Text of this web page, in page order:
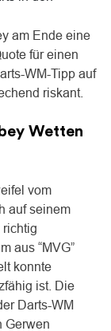
am Ende eine
für einen
WM-Tipp auf
riskant.
Wetten
vom
auf seinem
richtig
aus “MVG”
konnte
ist. Die
Darts-WM
Gerwen